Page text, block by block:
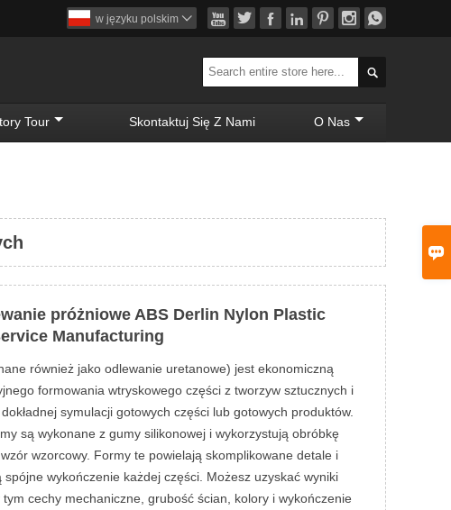

      
w języku polskim 

Tour Skontaktuj Się Z Nami O Nas
próżniowe ABS Derlin Nylon Plastic
Manufacturing
również jako odlewanie uretanowe) jest ekonomiczną
formowania wtryskowego części z tworzyw sztucznych i
symulacji gotowych części lub gotowych produktów.
są wykonane z gumy silikonowej i wykorzystują obróbkę
wzorcowy. Formy te powielają skomplikowane detale i
wykończenie każdej części. Możesz uzyskać wyniki
cechy mechaniczne, grubość ścian, kolory i wykończenie